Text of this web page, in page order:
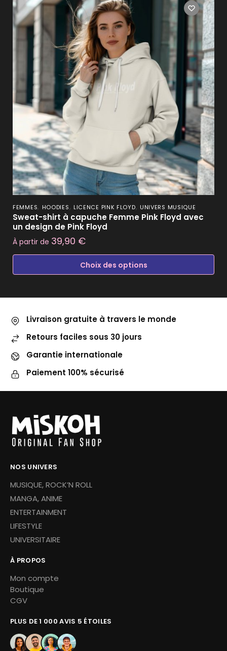
FEMMES, HOODIES, LICENCE PINK FLOYD, UNIVERS MUSIQUE
Sweat-shirt à capuche Femme Pink Floyd avec
un design de Pink Floyd
À partir de 39,90 €
Choix des options
Livraison gratuite à travers le monde
Retours faciles sous 30 jours
Garantie internationale
Paiement 100% sécurisé
NOS UNIVERS
MUSIQUE, ROCK’N ROLL
MANGA, ANIME
ENTERTAINMENT
LIFESTYLE
UNIVERSITAIRE
À PROPOS
Mon compte
Boutique
CGV
PLUS DE 1 000 AVIS 5 ÉTOILES